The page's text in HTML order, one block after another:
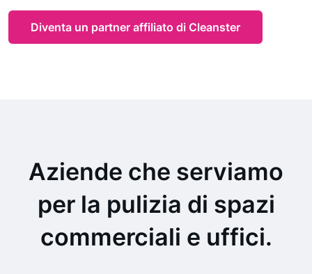
Diventa un partner affiliato di Cleanster
Aziende che serviamo
per la pulizia di spazi
commerciali e uffici.